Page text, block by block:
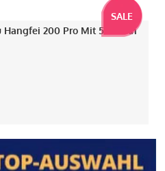
SALE
Hangfei 200 Pro Mit 550mAh